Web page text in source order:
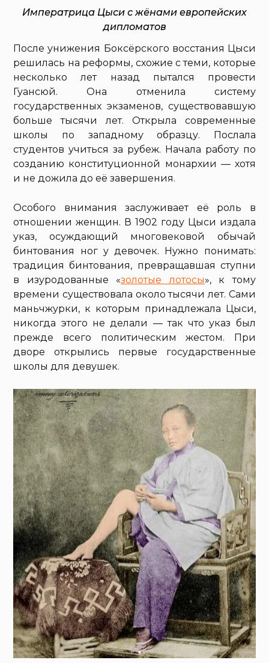
Императрица Цыси с жёнами европейских
дипломатов
После унижения Боксёрского восстания Цыси
решилась на реформы, схожие с теми, которые
несколько лет назад пытался провести
Гуансюй. Она отменила систему
государственных экзаменов, существовавшую
больше тысячи лет. Открыла современные
школы по западному образцу. Послала
студентов учиться за рубеж. Начала работу по
созданию конституционной монархии — хотя
и не дожила до её завершения.
Особого внимания заслуживает её роль в
отношении женщин. В 1902 году Цыси издала
указ, осуждающий многовековой обычай
бинтования ног у девочек. Нужно понимать:
традиция бинтования, превращавшая ступни
в изуродованные «золотые лотосы», к тому
времени существовала около тысячи лет. Сами
маньчжурки, к которым принадлежала Цыси,
никогда этого не делали — так что указ был
прежде всего политическим жестом. При
дворе открылись первые государственные
школы для девушек.